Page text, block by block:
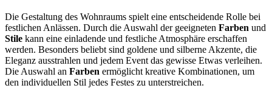
Die Gestaltung des Wohnraums spielt eine entscheidende Rolle bei
festlichen Anlässen. Durch die Auswahl der geeigneten Farben und
Stile kann eine einladende und festliche Atmosphäre erschaffen
werden. Besonders beliebt sind goldene und silberne Akzente, die
Eleganz ausstrahlen und jedem Event das gewisse Etwas verleihen.
Die Auswahl an Farben ermöglicht kreative Kombinationen, um
den individuellen Stil jedes Festes zu unterstreichen.